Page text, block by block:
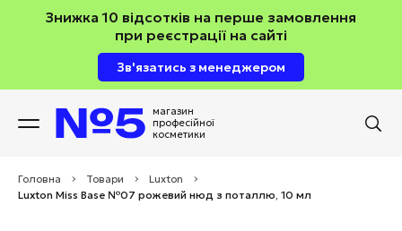
Знижка 10 відсотків на перше замовлення
при реєстрації на сайті
Зв'язатись з менеджером
магазин
професійної
косметики
Головна > Товари > Luxton
>
Luxton Miss Base №07 рожевий нюд з поталлю, 10 мл